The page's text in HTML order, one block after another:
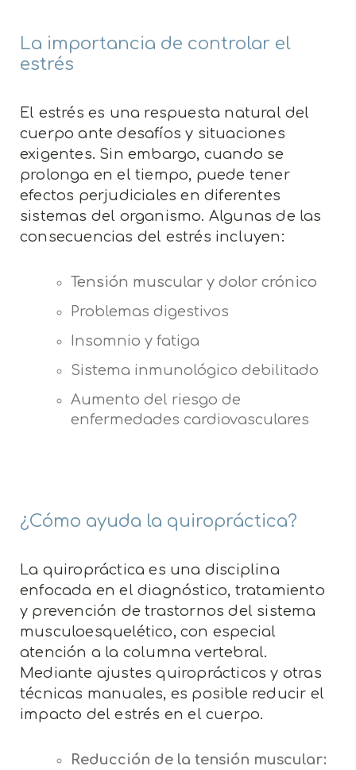
La importancia de controlar el
estrés
El estrés es una respuesta natural del
cuerpo ante desafíos y situaciones
exigentes. Sin embargo, cuando se
prolonga en el tiempo, puede tener
efectos perjudiciales en diferentes
sistemas del organismo. Algunas de las
consecuencias del estrés incluyen:
Tensión muscular y dolor crónico
Problemas digestivos
Insomnio y fatiga
Sistema inmunológico debilitado
Aumento del riesgo de
enfermedades cardiovasculares
¿Cómo ayuda la quiropráctica?
La quiropráctica es una disciplina
enfocada en el diagnóstico, tratamiento
y prevención de trastornos del sistema
musculoesquelético, con especial
atención a la columna vertebral.
Mediante ajustes quiroprácticos y otras
técnicas manuales, es posible reducir el
impacto del estrés en el cuerpo.
Reducción de la tensión muscular: